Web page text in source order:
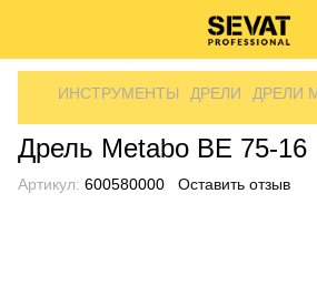
ИНСТРУМЕНТЫ ДРЕЛИ ДРЕЛИ
Дрель Metabo BE 75-16
Артикул: 600580000 Оставить отзыв